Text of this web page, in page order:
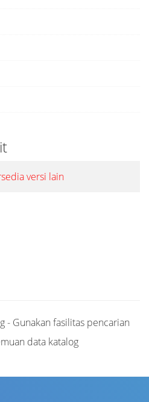
versi lain
- Gunakan fasilitas pencarian
data katalog